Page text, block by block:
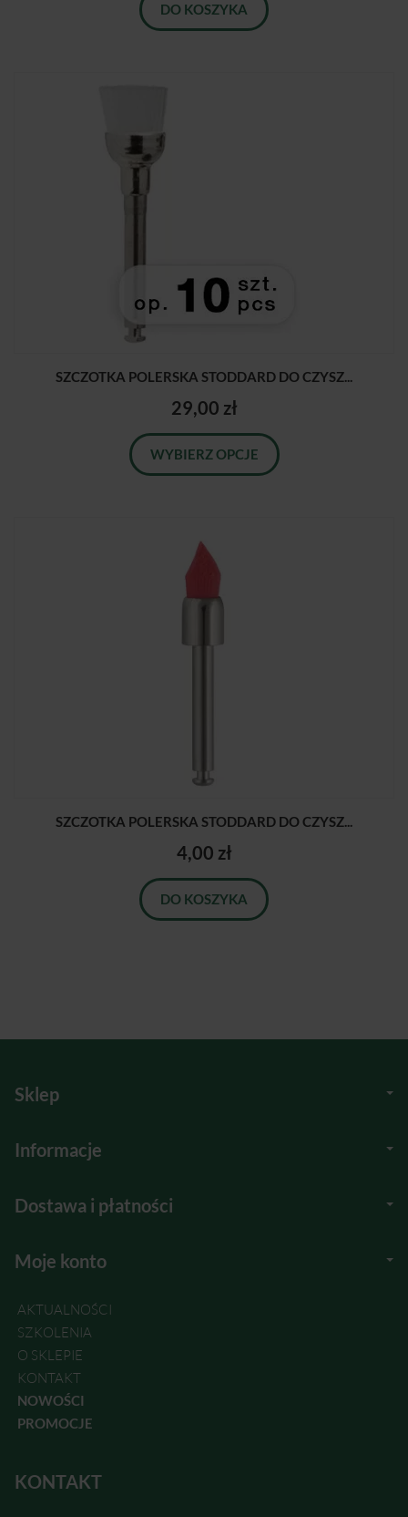
DO KOSZYKA
SZCZOTKA POLERSKA STODDARD DO CZYSZ...
29,00 zł
WYBIERZ OPCJE
SZCZOTKA POLERSKA STODDARD DO CZYSZ...
4,00 zł
DO KOSZYKA
Sklep
Informacje
Dostawa i płatności
Moje konto
AKTUALNOŚCI
SZKOLENIA
O SKLEPIE
KONTAKT
NOWOŚCI
PROMOCJE
KONTAKT